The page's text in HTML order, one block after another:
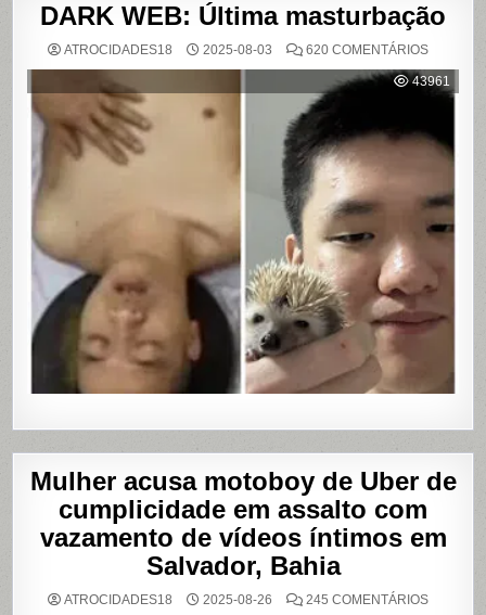
DARK WEB: Última masturbação
ATROCIDADES18 2025-08-03 620 COMENTÁRIOSEM
WEB:
ÚLTIMA
43961
Mulher acusa motoboy de Uber de
cumplicidade em assalto com
vazamento de vídeos íntimos em
Salvador, Bahia
ATROCIDADES18 2025-08-26 245 COMENTÁRIOSEM